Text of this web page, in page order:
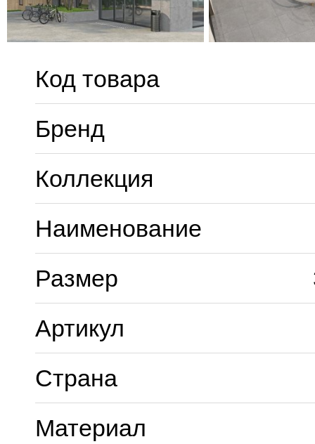
Код товара
Бренд
Коллекция
Наименование
Размер
Артикул
Страна
Материал